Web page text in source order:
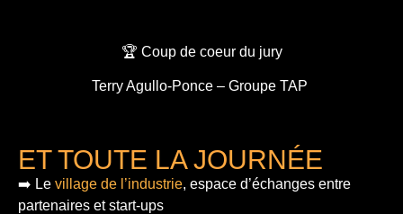
🏆 Coup de coeur du jury
Terry Agullo-Ponce – Groupe TAP
ET TOUTE LA JOURNÉE
➡️ Le village de l’industrie, espace d’échanges entre
partenaires et start-ups